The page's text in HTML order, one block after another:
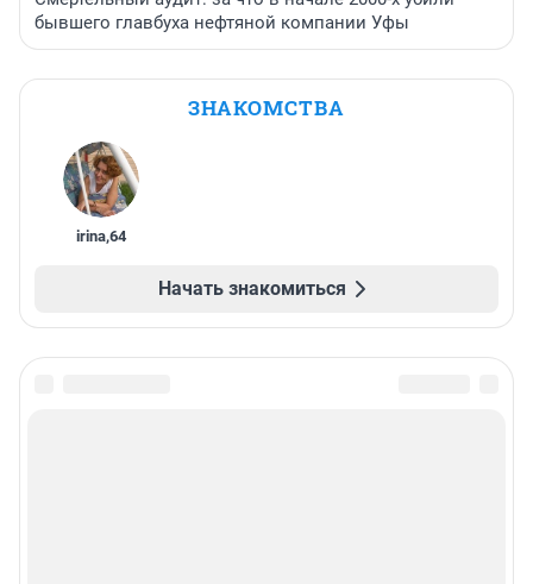
бывшего главбуха нефтяной компании Уфы
ЗНАКОМСТВА
irina,64
Начать знакомиться